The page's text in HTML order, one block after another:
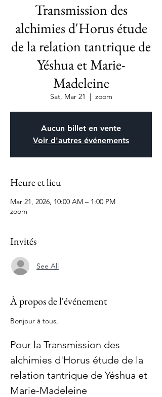
Transmission des
alchimies d'Horus étude
de la relation tantrique de
Yéshua et Marie-
Madeleine
Sat, Mar 21
  |
zoom
Aucun billet en vente
Voir d'autres événements
Heure et lieu
Mar 21, 2026, 10:00 AM – 1:00 PM
zoom
Invités
See All
À propos de l'événement
Bonjour à tous,
Pour la Transmission des
alchimies d'Horus étude de la
relation tantrique de Yéshua et
Marie-Madeleine